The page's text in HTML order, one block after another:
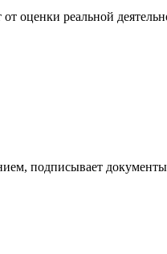
оценки реальной
подписывает